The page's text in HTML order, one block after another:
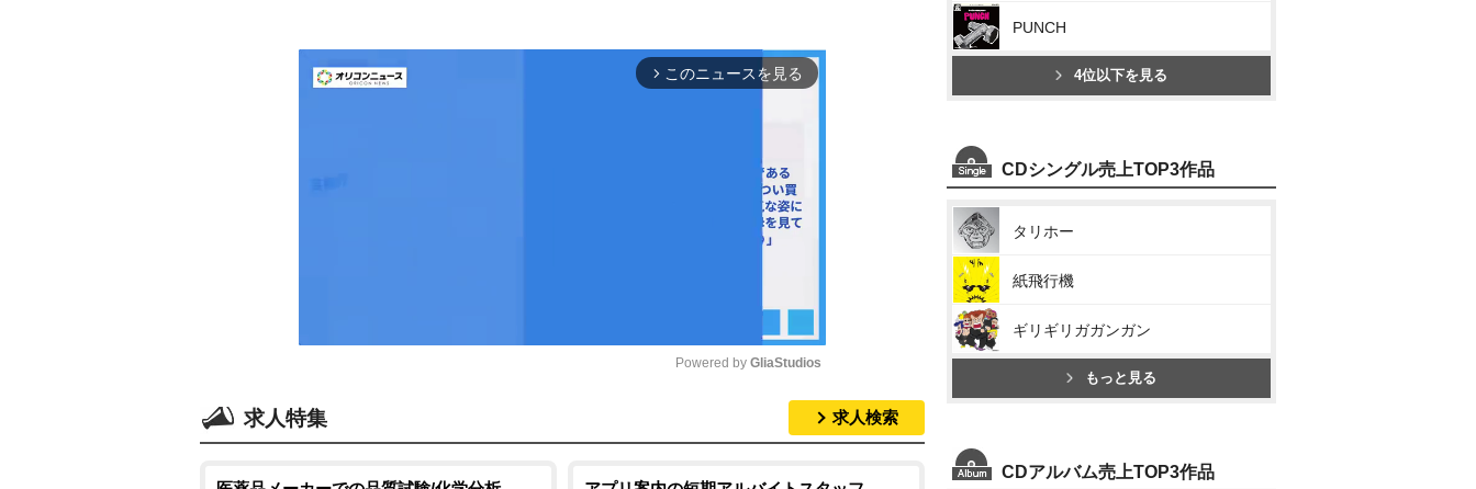
arrow_forward_ios このニュースを見る
t
Powered by GliaStudios
求人特集 求人検索
PUNCH
4位以下を見る
CDシングル売上TOP3作品
タリホー
紙飛行機
ギリギリガガンガン
もっと見る
CDアルバム売上TOP3作品